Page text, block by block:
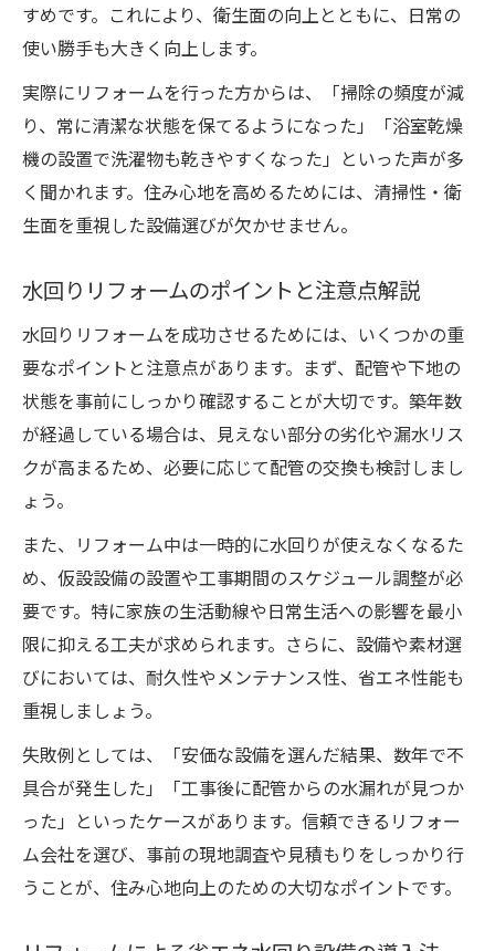
すめです。これにより、衛生面の向上とともに、日常の
使い勝手も大きく向上します。
実際にリフォームを行った方からは、「掃除の頻度が減
り、常に清潔な状態を保てるようになった」「浴室乾燥
機の設置で洗濯物も乾きやすくなった」といった声が多
く聞かれます。住み心地を高めるためには、清掃性・衛
生面を重視した設備選びが欠かせません。
水回りリフォームのポイントと注意点解説
水回りリフォームを成功させるためには、いくつかの重
要なポイントと注意点があります。まず、配管や下地の
状態を事前にしっかり確認することが大切です。築年数
が経過している場合は、見えない部分の劣化や漏水リス
クが高まるため、必要に応じて配管の交換も検討しまし
ょう。
また、リフォーム中は一時的に水回りが使えなくなるた
め、仮設設備の設置や工事期間のスケジュール調整が必
要です。特に家族の生活動線や日常生活への影響を最小
限に抑える工夫が求められます。さらに、設備や素材選
びにおいては、耐久性やメンテナンス性、省エネ性能も
重視しましょう。
失敗例としては、「安価な設備を選んだ結果、数年で不
具合が発生した」「工事後に配管からの水漏れが見つか
った」といったケースがあります。信頼できるリフォー
ム会社を選び、事前の現地調査や見積もりをしっかり行
うことが、住み心地向上のための大切なポイントです。